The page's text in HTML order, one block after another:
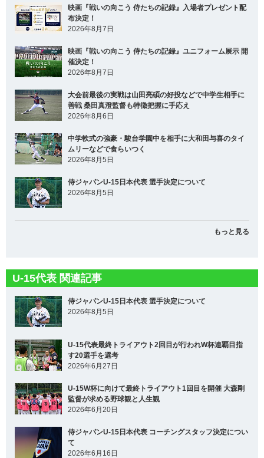
映画『戦いの向こう 侍たちの記録』入場者プレゼント配
布決定！
2026年8月7日
映画『戦いの向こう 侍たちの記録』ユニフォーム展示 開
催決定！
2026年8月7日
大会前最後の実戦は山田亮碩の好投などで中学生相手に
善戦 桑田真澄監督も特徴把握に手応え
2026年8月6日
中学軟式の強豪・駿台学園中を相手に大和田与喜のタイ
ムリーなどで食らいつく
2026年8月5日
侍ジャパンU-15日本代表 選手決定について
2026年8月5日
もっと見る
U-15代表 関連記事
侍ジャパンU-15日本代表 選手決定について
2026年8月5日
U-15代表最終トライアウト2回目が行われW杯連覇目指
す20選手を選考
2026年6月27日
U-15W杯に向けて最終トライアウト1回目を開催 大森剛
監督が求める野球観と人生観
2026年6月20日
侍ジャパンU-15日本代表 コーチングスタッフ決定につい
て
2026年6月16日